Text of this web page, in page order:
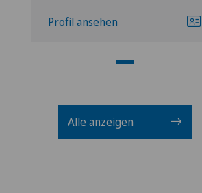
Profil ansehen
Alle anzeigen